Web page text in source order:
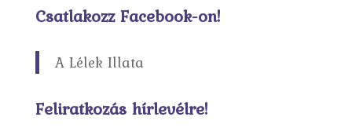
Csatlakozz Facebook-on!
A Lélek Illata
Feliratkozás hírlevélre!